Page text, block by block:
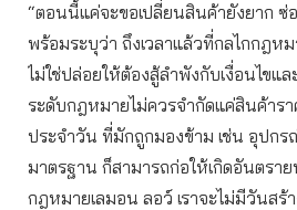
“ตอนนี้แค่จะขอเปลี่ยนสินค้ายังยาก ซ่
พร้อมระบุว่า ถึงเวลาแล้วที่กลไกกฎห
ไม่ใช่ปล่อยให้ต้องสู้ลำพังกับเงื่อนไขแ
ระดับกฎหมายไม่ควรจำกัดแค่สินค้า
ประจำวัน ที่มักถูกมองข้าม เช่น อุปก
มาตรฐาน ก็สามารถก่อให้เกิดอันตรา
กฎหมายเลมอน ลอว์ เราจะไม่มีวันสร้